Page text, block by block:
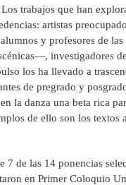
trabajos que han
artistas
y profesores de las
investigadores
los ha llevado a
de pregrado y
la danza una beta rica
de ello son los textos
7 de las 14 ponencias
en Primer Coloquio